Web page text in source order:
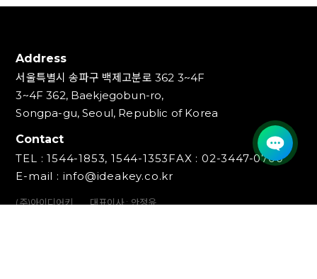
Address
서울특별시 송파구 백제고분로 362 3~4F
3~4F 362, Baekjegobun-ro,
Songpa-gu, Seoul, Republic of Korea
Contact
TEL : 1544-1853, 1544-1353FAX : 02-3447-0700
E-mail : info@ideakey.co.kr
(주)아이디어키
대표이사 : 안정윤